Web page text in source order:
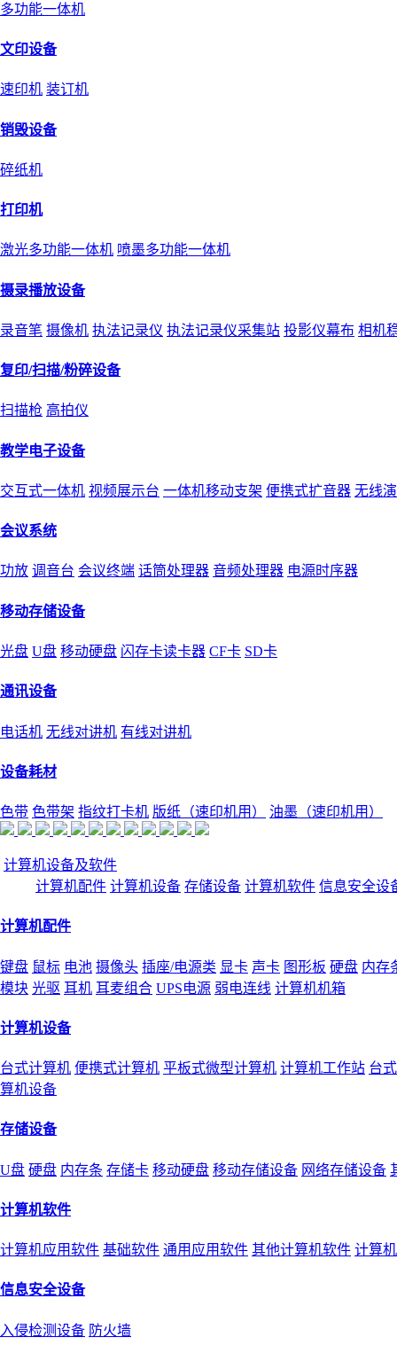
多功能一体机
文印设备
速印机 装订机
销毁设备
碎纸机
打印机
激光多功能一体机 喷墨多功能一体机
摄录播放设备
录音笔 摄像机 执法记录仪 执法记录仪采集站 投影仪幕布 相机
复印/扫描/粉碎设备
扫描枪 高拍仪
教学电子设备
交互式一体机 视频展示台 一体机移动支架 便携式扩音器 无线
会议系统
功放 调音台 会议终端 话筒处理器 音频处理器 电源时序器
移动存储设备
光盘 U盘 移动硬盘 闪存卡读卡器 CF卡 SD卡
通讯设备
电话机 无线对讲机 有线对讲机
设备耗材
色带 色带架 指纹打卡机 版纸（速印机用） 油墨（速印机用）
计算机设备及软件
计算机配件 计算机设备 存储设备 计算机软件 信息安全设
计算机配件
键盘 鼠标 电池 摄像头 插座/电源类 显卡 声卡 图形板 硬盘 内存
模块 光驱 耳机 耳麦组合 UPS电源 弱电连线 计算机机箱
计算机设备
台式计算机 便携式计算机 平板式微型计算机 计算机工作站 台
算机设备
存储设备
U盘 硬盘 内存条 存储卡 移动硬盘 移动存储设备 网络存储设备
计算机软件
计算机应用软件 基础软件 通用应用软件 其他计算机软件 计算
信息安全设备
入侵检测设备 防火墙